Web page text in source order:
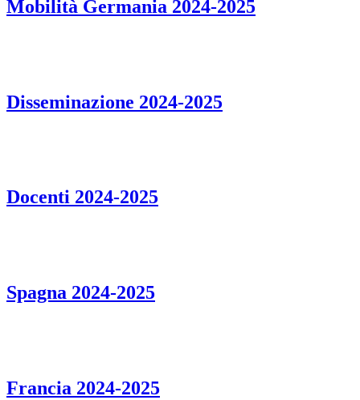
Mobilità Germania 2024-2025
Disseminazione 2024-2025
Docenti 2024-2025
Spagna 2024-2025
Francia 2024-2025